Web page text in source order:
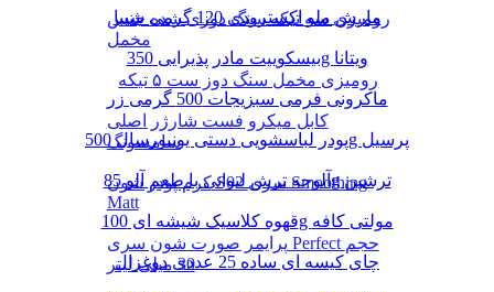
رومیزی سه تیکه سنگ دوزی شده جنس
مخمل
رومیزی مخمل سنگ دوز ست ۵ تیکه
کابل میکرو فست شارژر اصلی
سامسونگ
کرم پودر شون S02 سری Smoothing
Matt
پرایمر صورت شون سری Perfect حجم
30 میلی لیتر
مارش ملو اکسترودی 120 گرمی شیبا
بیسکوییت مادر پذیرایی 350g ویتانا
ماکرونی فرمی سبزیجات 500 گرمی زر
پودر لباسشویی دستی یونیورسال 500g پرسیل
آلوچه ترش لیوانی با طعم آلو 85g ترشین
قهوه کلاسیک شیشه ای 100g مولتی کافه
چای کیسه ای ساده 25 عددی دوغزال